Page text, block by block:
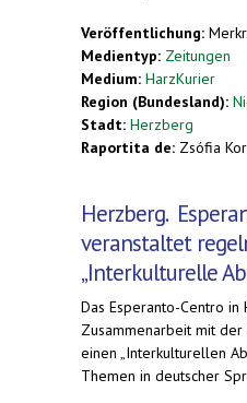
Veröffentlichung:
Medientyp: Zeitungen
Medium: HarzKurier
Region (Bundesland):
Stadt: Herzberg
Raportita de: Zsófia
Herzberg.
veranstaltet
„Interkulturelle
Das Esperanto-Centro
Zusammenarbeit mit der
einen „Interkulturellen
Themen in deutscher